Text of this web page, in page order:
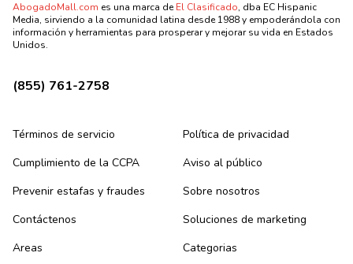
AbogadoMall.com es una marca deEl Clasificado, dba EC Hispanic
Media, sirviendo a la comunidad latina desde 1988 y empoderándola con
información y herramientas para prosperar y mejorar su vida en Estados
Unidos.
(855) 761-2758
Términos de servicio
Política de privacidad
Cumplimiento de la CCPA
Aviso al público
Prevenir estafas y fraudes
Sobre nosotros
Contáctenos
Soluciones de marketing
Areas
Categorias